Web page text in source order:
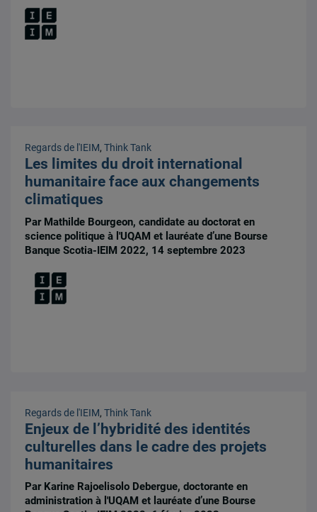
Regards de l'IEIM,Think Tank
Les limites du droit international
humanitaire face aux changements
climatiques
Par Mathilde Bourgeon, candidate au doctorat en
science politique à l'UQAM et lauréate d’une Bourse
Banque Scotia-IEIM 2022, 14 septembre 2023
Regards de l'IEIM,Think Tank
Enjeux de l’hybridité des identités
culturelles dans le cadre des projets
humanitaires
Par Karine Rajoelisolo Debergue, doctorante en
administration à l'UQAM et lauréate d’une Bourse